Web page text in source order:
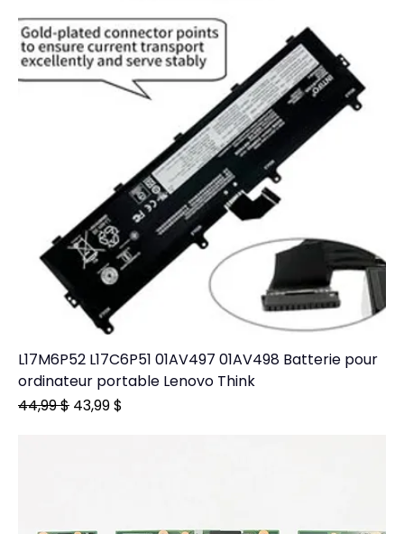
L17M6P52 L17C6P51 01AV497 01AV498 Batterie pour
ordinateur portable Lenovo Think
Prix original
44,99 $ Prix promotionnel
43,99 $